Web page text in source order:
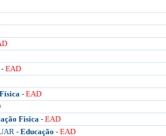
EAD
- EAD
Física - EAD
- Educação - EAD